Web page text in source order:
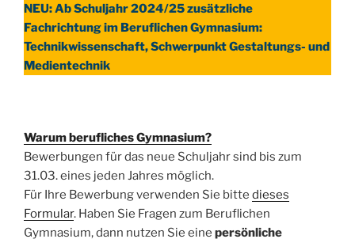
NEU: Ab Schuljahr 2024/25 zusätzliche
Fachrichtung im Beruflichen Gymnasium:
Technikwissenschaft, Schwerpunkt Gestaltungs- und
Medientechnik
Warum berufliches Gymnasium?
Bewerbungen für das neue Schuljahr sind bis zum
31.03. eines jeden Jahres möglich.
Für Ihre Bewerbung verwenden Sie bitte dieses
Formular. Haben Sie Fragen zum Beruflichen
Gymnasium, dann nutzen Sie eine persönliche